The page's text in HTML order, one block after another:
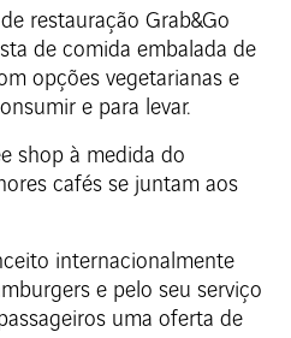
restauração Grab&Go
de comida embalada de
opções vegetarianas e
e para levar.
shop à medida do
cafés se juntam aos
internacionalmente
e pelo seu serviço
uma oferta de